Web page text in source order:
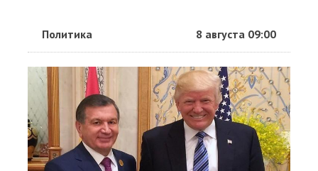
Политика 8 августа 09:00